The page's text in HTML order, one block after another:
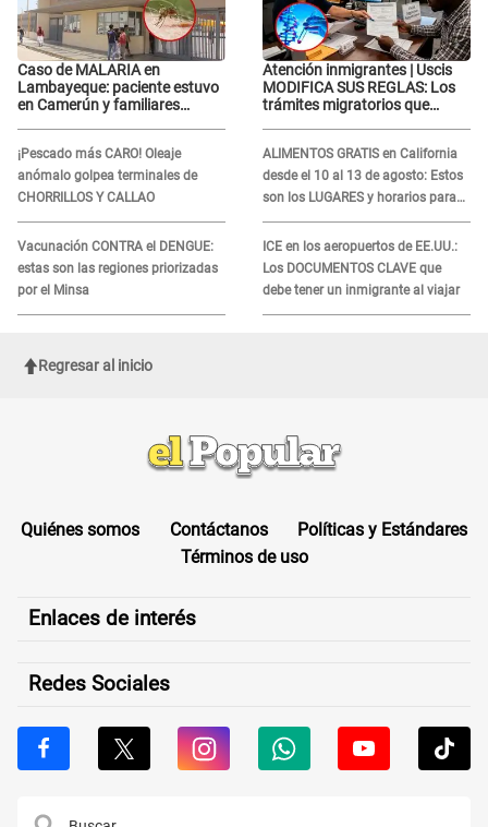
Caso de MALARIA en
Lambayeque: paciente estuvo
en Camerún y familiares
¡Pescado más CARO! Oleaje
anómalo golpea terminales de
CHORRILLOS Y CALLAO
Vacunación CONTRA el DENGUE:
estas son las regiones priorizadas
por el Minsa
Atención inmigrantes | Uscis
MODIFICA SUS REGLAS: Los
trámites migratorios que
ALIMENTOS GRATIS en California
desde el 10 al 13 de agosto: Estos
son los LUGARES y horarios para
recibir la ayuda
ICE en los aeropuertos de EE.UU.:
Los DOCUMENTOS CLAVE que
debe tener un inmigrante al viajar
Regresar al inicio
Quiénes somos Contáctanos
Políticas y Estándares
Términos de uso
Enlaces de interés
Redes Sociales